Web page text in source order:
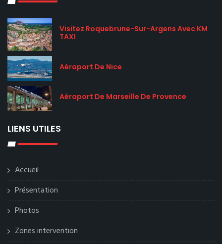
Visitez Roquebrune-Sur-Argens Avec KM
TAXI
Aéroport De Nice
Aéroport De Marseille De Provence
LIENS UTILES
Accueil
Présentation
Photos
Zones intervention